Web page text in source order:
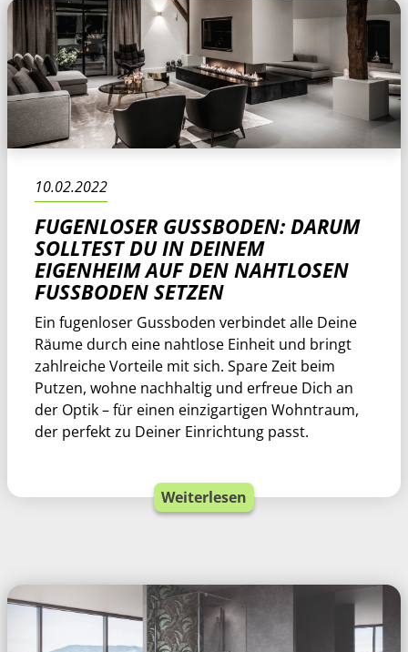
10.02.2022
FUGENLOSER GUSSBODEN: DARUM
SOLLTEST DU IN DEINEM
EIGENHEIM AUF DEN NAHTLOSEN
FUSSBODEN SETZEN
Ein fugenloser Gussboden verbindet alle Deine
Räume durch eine nahtlose Einheit und bringt
zahlreiche Vorteile mit sich. Spare Zeit beim
Putzen, wohne nachhaltig und erfreue Dich an
der Optik – für einen einzigartigen Wohntraum,
der perfekt zu Deiner Einrichtung passt.
Weiterlesen